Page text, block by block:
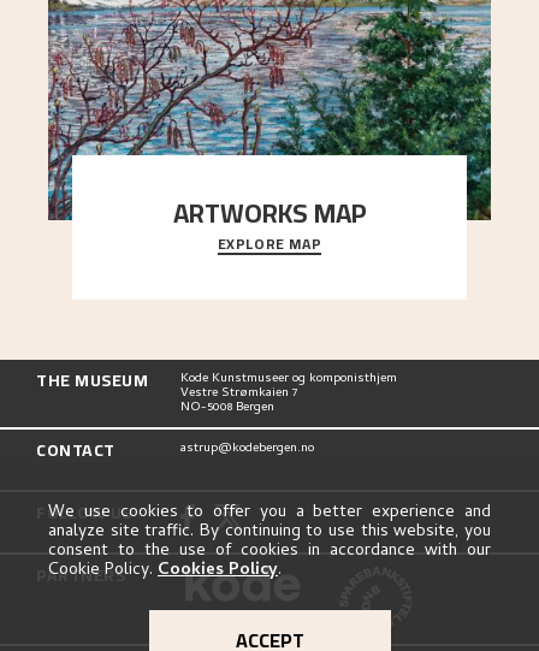
ARTWORKS MAP
Explore the locations and viewpoints in Astrup's
art.
EXPLORE MAP
THE MUSEUM Kode Kunstmuseer og komponisthjem
Vestre Strømkaien 7
NO-5008 Bergen
CONTACT astrup@kodebergen.no
FOLLOW US
PARTNERS
We use cookies to offer you a better experience and
analyze site traffic. By continuing to use this website, you
consent to the use of cookies in accordance with our
Cookie Policy. Cookies Policy.
ACCEPT